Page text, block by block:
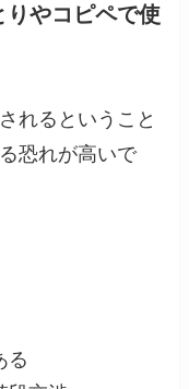
りやコピペで使
れるということ
恐れが高いで
る